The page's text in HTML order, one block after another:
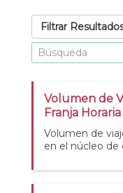
Filtrar
Volumen de
Franja
Volumen de
en el núcleo de